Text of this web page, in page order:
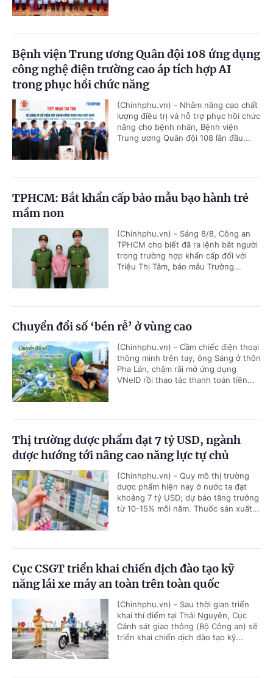
Bệnh viện Trung ương Quân đội 108 ứng dụng
công nghệ điện trường cao áp tích hợp AI
trong phục hồi chức năng
(Chinhphu.vn) - Nhằm nâng cao chất
lượng điều trị và hỗ trợ phục hồi chức
năng cho bệnh nhân, Bệnh viện
Trung ương Quân đội 108 lần đầu...
TPHCM: Bắt khẩn cấp bảo mẫu bạo hành trẻ
mầm non
(Chinhphu.vn) - Sáng 8/8, Công an
TPHCM cho biết đã ra lệnh bắt người
trong trường hợp khẩn cấp đối với
Triệu Thị Tâm, bảo mẫu Trường...
Chuyển đổi số ‘bén rễ’ ở vùng cao
(Chinhphu.vn) - Cầm chiếc điện thoại
thông minh trên tay, ông Sáng ở thôn
Pha Lán, chậm rãi mở ứng dụng
VNeID rồi thao tác thanh toán tiền...
Thị trường dược phẩm đạt 7 tỷ USD, ngành
dược hướng tới nâng cao năng lực tự chủ
(Chinhphu.vn) - Quy mô thị trường
dược phẩm hiện nay ở nước ta đạt
khoảng 7 tỷ USD; dự báo tăng trưởng
từ 10-15% mỗi năm. Thuốc sản xuất...
Cục CSGT triển khai chiến dịch đào tạo kỹ
năng lái xe máy an toàn trên toàn quốc
(Chinhphu.vn) - Sau thời gian triển
khai thí điểm tại Thái Nguyên, Cục
Cảnh sát giao thông (Bộ Công an) sẽ
triển khai chiến dịch đào tạo kỹ...